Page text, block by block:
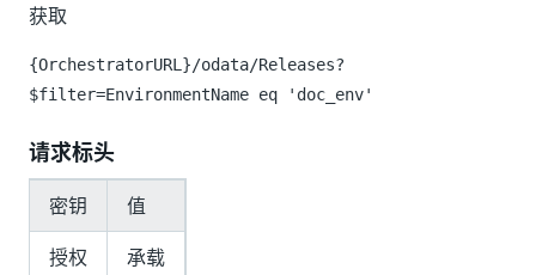
获取
{OrchestratorURL}/odata/Releases?
$filter=EnvironmentName eq 'doc_env'
请求标头
密钥
值
授权
承载